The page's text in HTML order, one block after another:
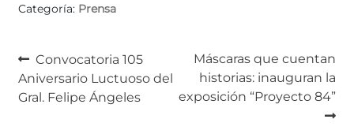
Categoría: Prensa
Navegación
de
Anterior:
Convocatoria 105
Aniversario Luctuoso del
Gral. Felipe Ángeles
Siguiente:
Máscaras que cuentan
historias: inauguran la
exposición “Proyecto 84”